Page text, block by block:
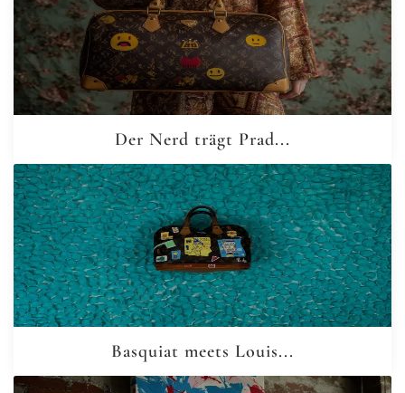
Der Nerd trägt Prad...
Basquiat meets Louis...